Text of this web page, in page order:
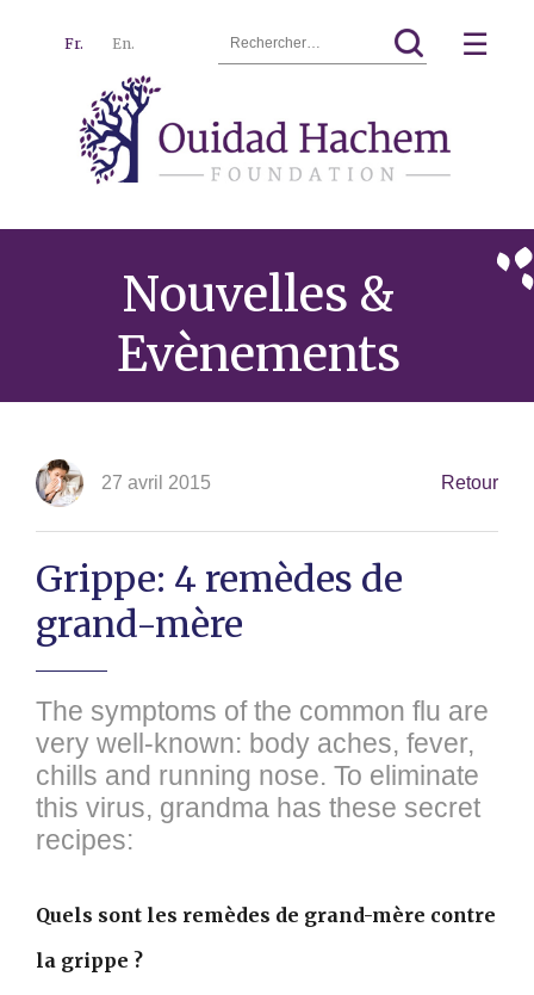
Hachem
Fr. En. ☰
Nouvelles &
Evènements
27 avril 2015 Retour
Grippe: 4 remèdes de
grand-mère
The symptoms of the common flu are
very well-known: body aches, fever,
chills and running nose. To eliminate
this virus, grandma has these secret
recipes:
Quels sont les remèdes de grand-mère contre
la grippe ?